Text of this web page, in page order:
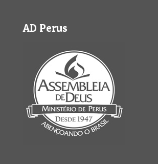
AD Perus